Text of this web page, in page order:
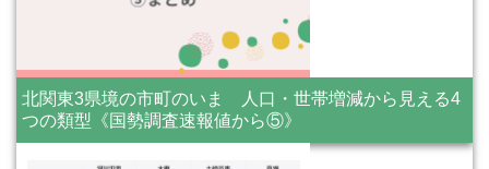
北関東3県境の市町のいま 人口・世帯増減から見える4
つの類型《国勢調査速報値から⑤》